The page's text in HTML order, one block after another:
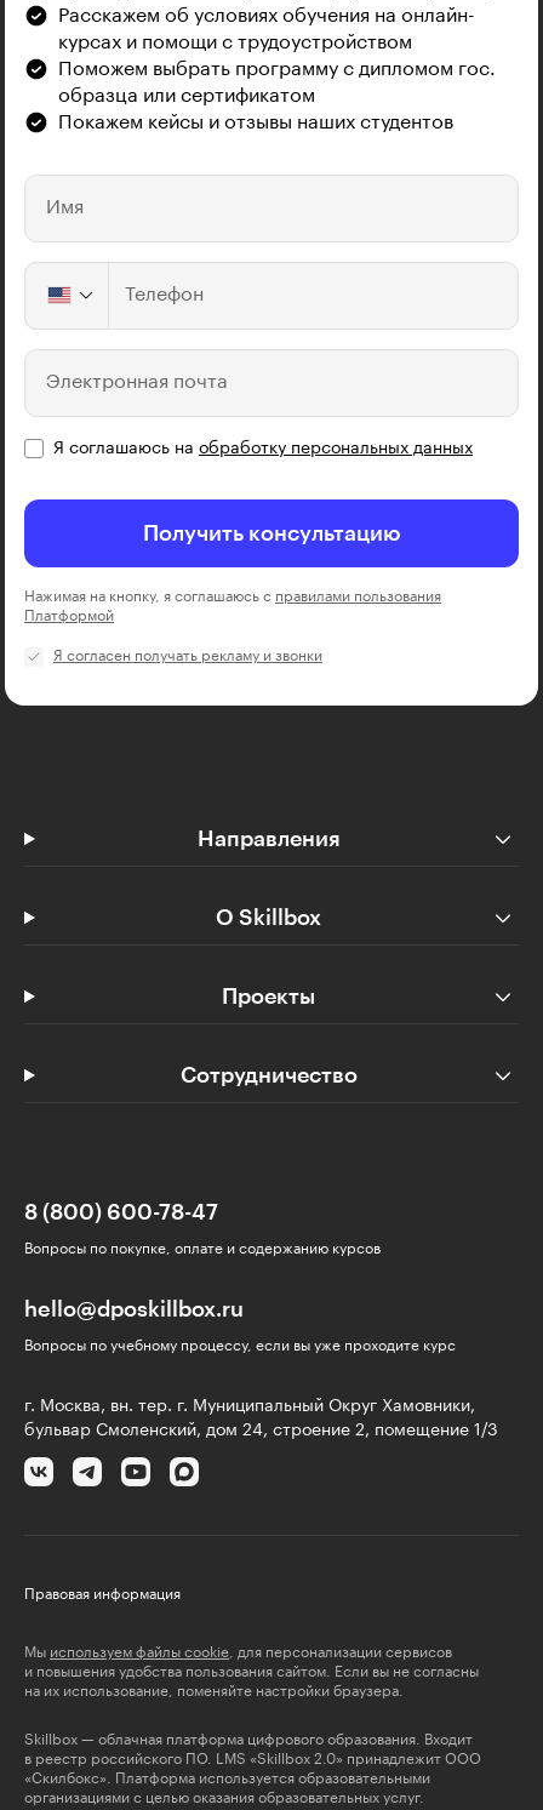
Расскажем об условиях обучения на онлайн-
курсах и помощи с трудоустройством
Поможем выбрать программу с дипломом гос.
образца или сертификатом
Покажем кейсы и отзывы наших студентов
Имя
Телефон
Электронная почта
Я соглашаюсь на обработку персональных данных
Получить консультацию
Нажимая на кнопку, я соглашаюсь с правилами пользования
Платформой
Я согласен получать рекламу и звонки
Направления
О Skillbox
Проекты
Сотрудничество
8 (800) 600-78-47
Вопросы по покупке, оплате и содержанию курсов
hello@dposkillbox.ru
Вопросы по учебному процессу, если вы уже проходите курс
г. Москва, вн. тер. г. Муниципальный Округ Хамовники,
бульвар Смоленский, дом 24, строение 2, помещение 1/3
Правовая информация
Мы используем файлы cookie , для персонализации сервисов
и повышения удобства пользования сайтом. Если вы не согласны
на их использование, поменяйте настройки браузера.
Skillbox — облачная платформа цифрового образования. Входит
в реестр российского ПО. LMS «Skillbox 2.0» принадлежит ООО
«Скилбокс». Платформа используется образовательными
организациями с целью оказания образовательных услуг.